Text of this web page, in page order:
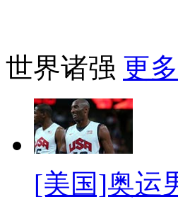
世界诸强 更多
[美国]奥运